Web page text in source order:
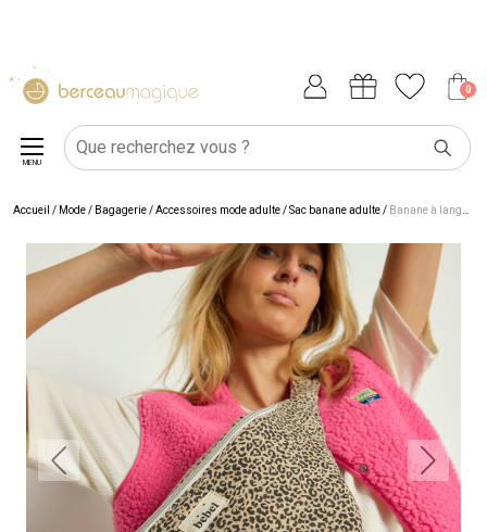
0
MENU
Accueil / Mode / Bagagerie/Accessoires mode adulte/Sac banane adulte/ Banane à langer Léopard beige